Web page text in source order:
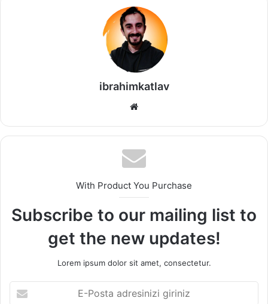
ibrahimkatlav
sit
esi
With Product You Purchase
Subscribe to our mailing list to
get the new updates!
Lorem ipsum dolor sit amet, consectetur.